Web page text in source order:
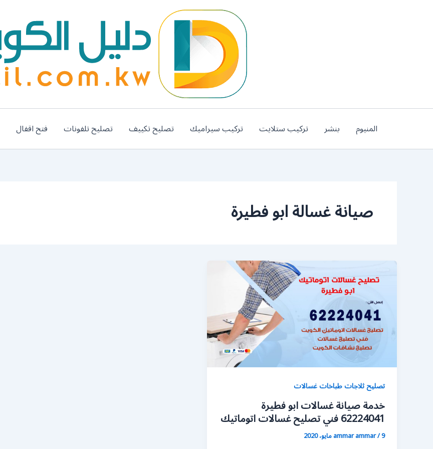
المنيوم بنشر تركيب ستلايت تركيب سيراميك تصليح تكييف تصليح تلفونات فتح اقفال
صيانة غسالة ابو فطيرة
تصليح ثلاجات طباخات غسالات
خدمة صيانة غسالات ابو فطيرة
62224041 فني تصليح غسالات اتوماتيك
ammar ammar/9 مايو، 2020